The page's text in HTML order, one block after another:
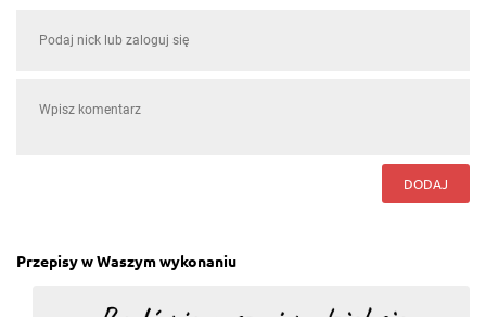
DODAJ
Przepisy w Waszym wykonaniu